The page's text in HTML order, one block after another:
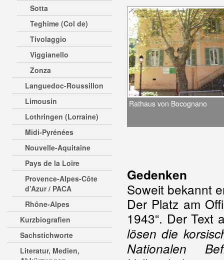
Sotta
Teghime (Col de)
Tivolaggio
Viggianello
Zonza
Languedoc-Roussillon
Limousin
Lothringen (Lorraine)
Midi-Pyrénées
Nouvelle-Aquitaine
Pays de la Loire
Provence-Alpes-Côte
d’Azur / PACA
Rhône-Alpes
Kurzbiografien
Sachstichworte
Literatur, Medien,
Rathaus von Bocognano
Gedenken
Soweit bekannt
Der Platz am
1943“. Der Text
lösen die
Nationalen